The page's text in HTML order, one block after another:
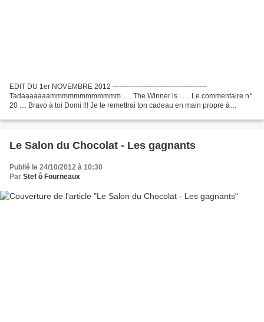
EDIT DU 1er NOVEMBRE 2012 ----------------------------------------
Tadaaaaaaammmmmmmmmmmm ..... The Winner is ...... Le commentaire n°
20 .... Bravo à toi Domi !!! Je te remettrai ton cadeau en main propre à
Le Salon du Chocolat - Les gagnants
Publié le 24/10/2012 à 10:30
Par Stef ô Fourneaux